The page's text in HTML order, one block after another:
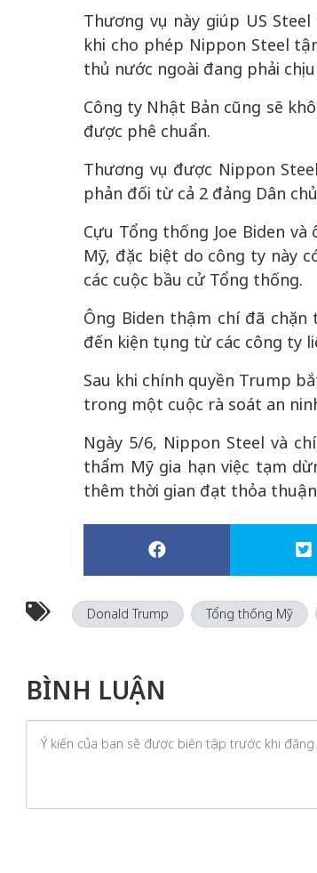
Thương vụ này giúp US
khi cho phép Nippon Steel
thủ nước ngoài đang phải
Công ty Nhật Bản cũng sẽ
được phê chuẩn.
Thương vụ được Nippon
phản đối từ cả 2 đảng Dân
Cựu Tổng thống Joe Biden
Mỹ, đặc biệt do công ty này
các cuộc bầu cử Tổng thống.
Ông Biden thậm chí đã
đến kiện tụng từ các công ty
Sau khi chính quyền Trump
trong một cuộc rà soát an
Ngày 5/6, Nippon Steel và
thẩm Mỹ gia hạn việc tạm
thêm thời gian đạt thỏa
Donald Trump Tổng thống Mỹ
BÌNH LUẬN
Hà Nội vững bước vào
không gian phát triển
mới - Kỳ 5: Thủ đô qua
lăng kính số hóa
50
tạo